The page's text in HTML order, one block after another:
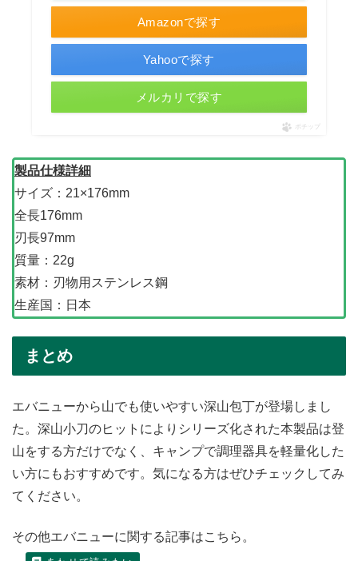
Amazonで探す
Yahooで探す
メルカリで探す
ポチップ
製品仕様詳細
サイズ：21×176mm
全長176mm
刃長97mm
質量：22g
素材：刃物用ステンレス鋼
生産国：日本
まとめ
エバニューから山でも使いやすい深山包丁が登場しまし
た。深山小刀のヒットによりシリーズ化された本製品は登
山をする方だけでなく、キャンプで調理器具を軽量化した
い方にもおすすめです。気になる方はぜひチェックしてみ
てください。
その他エバニューに関する記事はこちら。